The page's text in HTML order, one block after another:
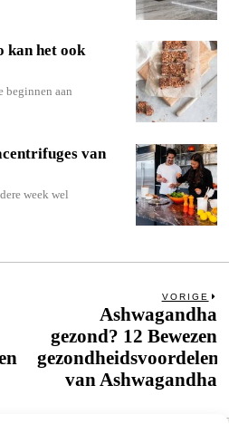
kan het ook
beginnen aan
van
week wel
VORIGE
Ashwagandha
gezond? 12 Bewezen
gezondheidsvoordelen
van Ashwagandha